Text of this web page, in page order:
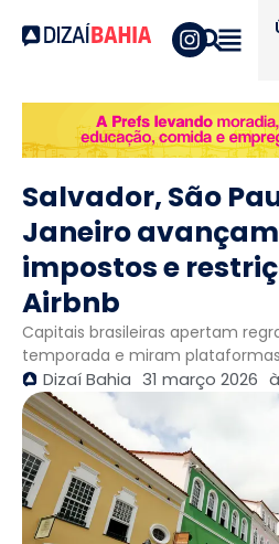
Salvador, São
Janeiro
impostos e
Airbnb
Capitais brasileiras apertam
temporada e miram
Dizaí Bahia 31 março 2026